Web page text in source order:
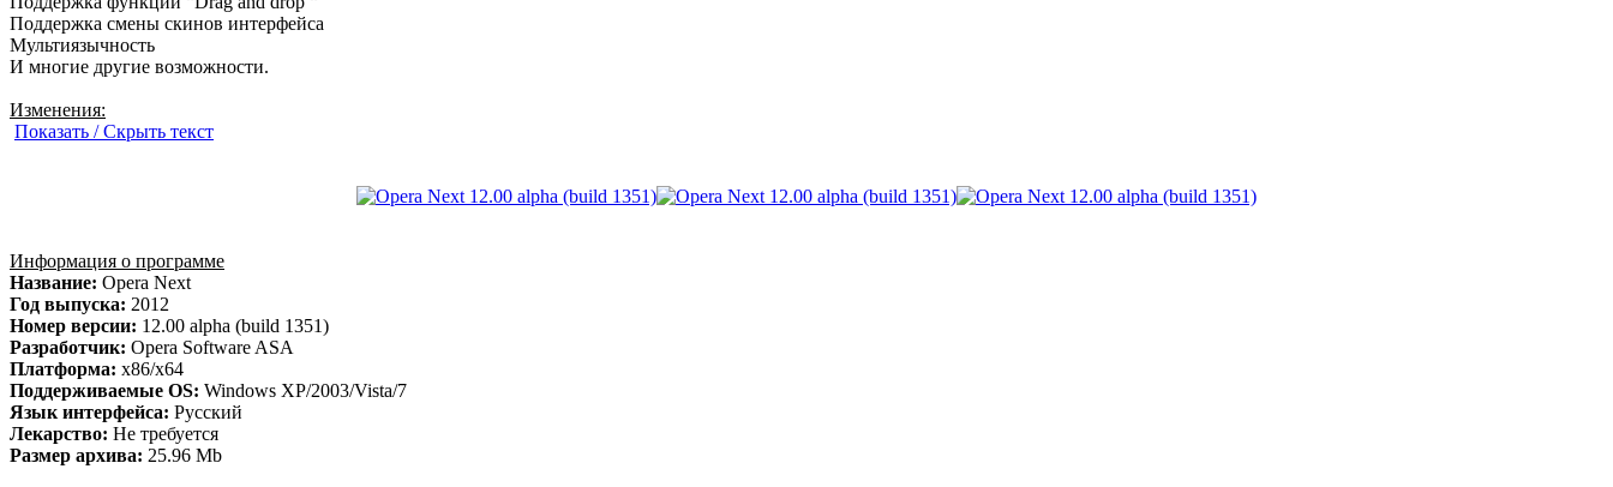
Поддержка смены скинов интерфейса
Мультиязычность
И многие другие возможности.
Изменения:
Показать / Скрыть текст
Информация о программе
Название: Opera Next
Год выпуска: 2012
Номер версии: 12.00 alpha (build 1351)
Разработчик: Opera Software ASA
Платформа: x86/x64
Поддерживаемые OS: Windows XP/2003/Vista/7
Язык интерфейса: Русский
Лекарство: Не требуется
Размер архива: 25.96 Mb